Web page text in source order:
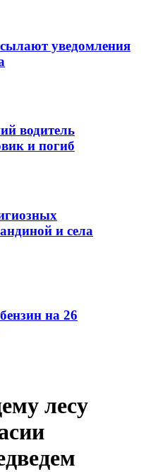
уведомления
водитель
и погиб
и села
на 26
лесу